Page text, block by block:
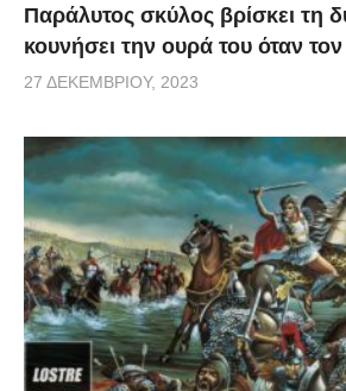
Παράλυτος σκύλος βρίσκει τη
κουνήσει την ουρά του όταν
27 ΔΕΚΕΜΒΡΊΟΥ, 2023